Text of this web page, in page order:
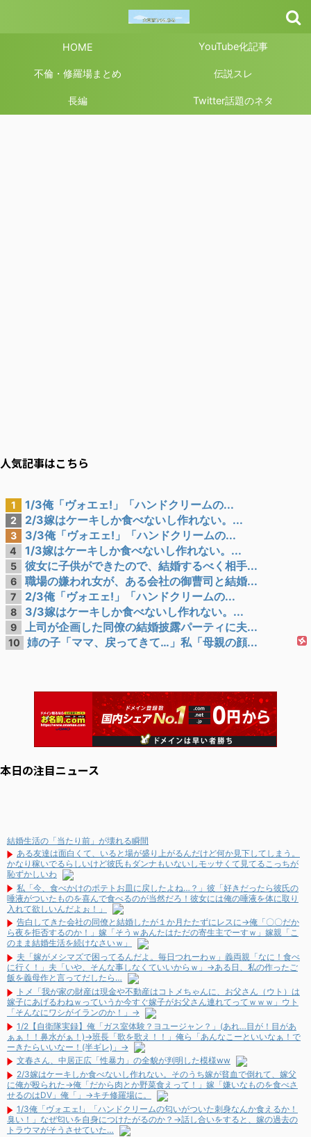
HOME YouTube化記事
不倫・修羅場まとめ 伝説スレ
長編 Twitter話題のネタ
人気記事はこちら
1 1/3俺「ヴォエェ!」「ハンドクリームの...
2 2/3嫁はケーキしか食べないし作れない。...
3 3/3俺「ヴォエェ!」「ハンドクリームの...
4 1/3嫁はケーキしか食べないし作れない。...
5 彼女に子供ができたので、結婚するべく相手...
6 職場の嫌われ女が、ある会社の御曹司と結婚...
7 2/3俺「ヴォエェ!」「ハンドクリームの...
8 3/3嫁はケーキしか食べないし作れない。...
9 上司が企画した同僚の結婚披露パーティに夫...
10 姉の子「ママ、戻ってきて…」私「母親の顔...
本日の注目ニュース
結婚生活の「当たり前」が壊れる瞬間
ある友達は面白くて、いると場が盛り上がるんだけど何か見下してしまう。
かなり稼いでるらしいけど彼氏もダンナもいないしモッサくて見てるこっちが
恥ずかしいわ
私「今、食べかけのポテトお皿に戻したよね…？」彼「好きだったら彼氏の
唾液がついたものを喜んで食べるのが当然だろ！彼女には俺の唾液を体に取り
入れて欲しいんだよぉ！」
告白してきた会社の同僚と結婚したが１か月たたずにレスに→俺「〇〇だか
ら夜を拒否するのか！」嫁「そうｗあんたはただの寄生主でーすｗ」嫁親「こ
のまま結婚生活を続けなさいｗ」
夫「嫁がメシマズで困ってるんだよ。毎日つれーわｗ」義両親「なに！食べ
に行く！」夫「いや、そんな事しなくていいからｗ」→ある日、私の作ったご
飯を義母作と言ってだしたら…
トメ「我が家の財産は現金や不動産はコトメちゃんに、お父さん（ウト）は
嫁子にあげるわねｗっていうか今すぐ嫁子がお父さん連れてってｗｗｗ」ウト
「そんなにワシがイランのか！」→
1/2【自衛隊実録】俺「ガス室体験？ヨユージャン？」(あれ…目が！目があ
ぁぁ！！鼻水がぁ！)→班長「歌を歌え！！」俺ら「あんなこーといいなぁ！で
ーきたらいいなー！(半ギレ)」→
文春さん、中居正広「性暴力」の全貌が判明した模様ww
2/3嫁はケーキしか食べないし作れない。そのうち嫁が貧血で倒れて、嫁父
に俺が殴られた→俺「だから肉とか野菜食えって！」嫁「嫌いなものを食べさ
せるのはDV」俺「」→キチ修羅場に。
1/3俺「ヴォエェ!」「ハンドクリームの匂いがついた刺身なんか食えるか！
臭い！」なぜ匂いを自身につけたがるのか？→話し合いをすると、嫁の過去の
トラウマがそうさせていた…